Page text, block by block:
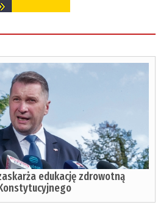
edukację zdrowotną